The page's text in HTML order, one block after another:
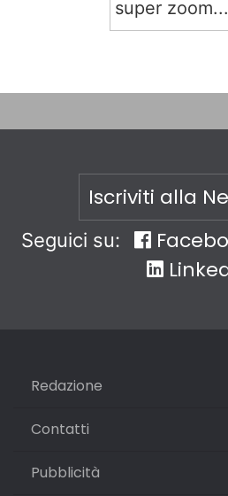
super zoom...
Iscriviti alla
Seguici su:
Redazione
Contatti
Pubblicità